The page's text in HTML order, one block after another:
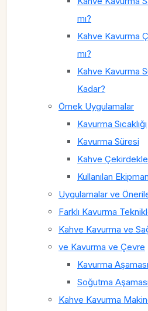
mı?
Kahve Kavurma
mı?
Kahve Kavurma
Kadar?
Örnek Uygulamalar
Kavurma Sıcaklığı
Kavurma Süresi
Kahve
Kullanılan Ekipman
Uygulamalar ve
Farklı Kavurma
Kahve Kavurma ve
ve Kavurma ve Çevre
Kavurma Aşaması
Soğutma Aşaması
Kahve Kavurma